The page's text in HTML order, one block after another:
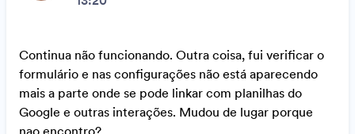
Continua não funcionando. Outra coisa, fui verificar o
formulário e nas configurações não está aparecendo
mais a parte onde se pode linkar com planilhas do
Google e outras interações. Mudou de lugar porque
nao encontro?